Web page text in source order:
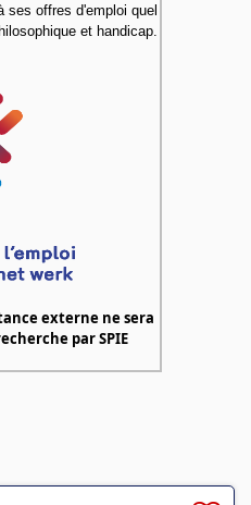
ses offres d'emploi quel
et handicap.
externe ne sera
parSPIE